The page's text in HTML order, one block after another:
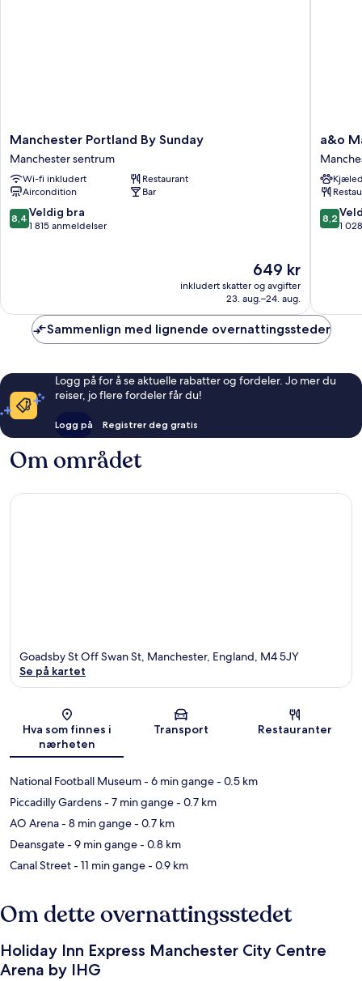
Manchester
Portland
By
Sunday
Manchester
sentrum
Manchester Portland By Sunday
Manchester sentrum
Wi-fi inkludert
Restaurant
Aircondition
Bar
8.4
av
8,4 Veldig bra
1 815 anmeldelser
Prisen
649 kr
649 kr
inkludert skatter og avgifter
23. aug.–24. aug.
a&o
City
Centre
sentrum
a&o
8.2
av
8,2
1
Sammenlign med lignende overnattingssteder
Logg på for å se aktuelle rabatter og fordeler. Jo mer du
reiser, jo flere fordeler får du!
Logg på Registrer deg gratis
Om området
Kart
Goadsby St Off Swan St, Manchester, England, M4 5JY
Se på kartet
Hva som finnes i
nærheten
Transport Restauranter
National Football Museum- 6 min gange- 0.5 km
Piccadilly Gardens- 7 min gange- 0.7 km
AO Arena- 8 min gange- 0.7 km
Deansgate- 9 min gange- 0.8 km
Canal Street- 11 min gange- 0.9 km
Om dette overnattingsstedet
Holiday Inn Express Manchester City Centre
Arena by IHG